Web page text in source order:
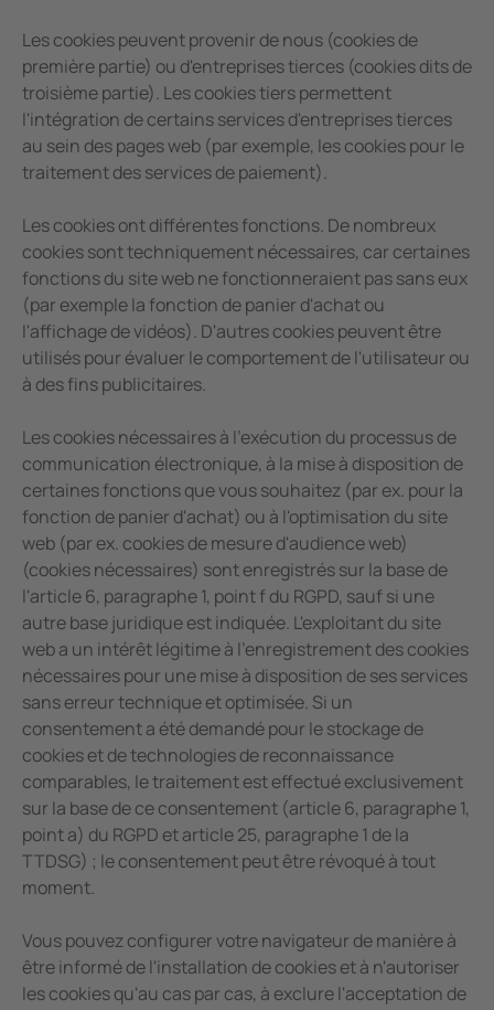
Les cookies peuvent provenir de nous (cookies de
première partie) ou d'entreprises tierces (cookies dits de
troisième partie). Les cookies tiers permettent
l'intégration de certains services d'entreprises tierces
au sein des pages web (par exemple, les cookies pour le
traitement des services de paiement).
Les cookies ont différentes fonctions. De nombreux
cookies sont techniquement nécessaires, car certaines
fonctions du site web ne fonctionneraient pas sans eux
(par exemple la fonction de panier d'achat ou
l'affichage de vidéos). D'autres cookies peuvent être
utilisés pour évaluer le comportement de l'utilisateur ou
à des fins publicitaires.
Les cookies nécessaires à l'exécution du processus de
communication électronique, à la mise à disposition de
certaines fonctions que vous souhaitez (par ex. pour la
fonction de panier d'achat) ou à l'optimisation du site
web (par ex. cookies de mesure d'audience web)
(cookies nécessaires) sont enregistrés sur la base de
l'article 6, paragraphe 1, point f du RGPD, sauf si une
autre base juridique est indiquée. L'exploitant du site
web a un intérêt légitime à l'enregistrement des cookies
nécessaires pour une mise à disposition de ses services
sans erreur technique et optimisée. Si un
consentement a été demandé pour le stockage de
cookies et de technologies de reconnaissance
comparables, le traitement est effectué exclusivement
sur la base de ce consentement (article 6, paragraphe 1,
point a) du RGPD et article 25, paragraphe 1 de la
TTDSG) ; le consentement peut être révoqué à tout
moment.
Vous pouvez configurer votre navigateur de manière à
être informé de l'installation de cookies et à n'autoriser
les cookies qu'au cas par cas, à exclure l'acceptation de